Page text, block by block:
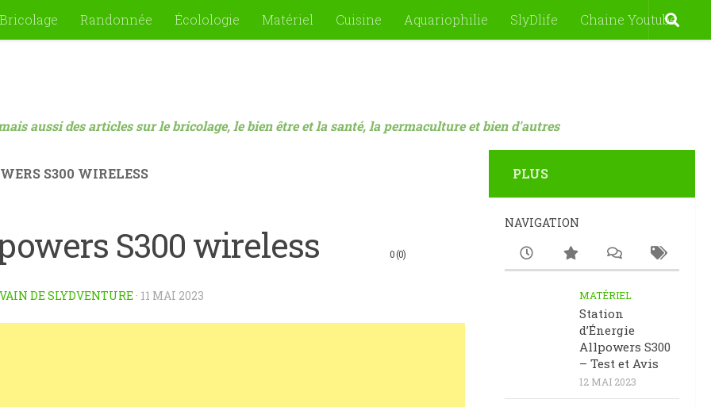
Bricolage Randonnée Écolologie Matériel Cuisine Aquariophilie SlyDlife Chaine Youtube
aussi des articles sur le bricolage, le bien être et la santé, la permaculture et bien d'autres
S300 WIRELESS
S300 wireless 0 (0)
DE SLYDVENTURE · 11 MAI 2023
PLUS
NAVIGATION
MATÉRIEL
Station
d’Énergie
Allpowers S300
– Test et Avis
12 MAI 2023